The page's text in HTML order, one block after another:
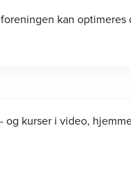
kan optimeres
kurser i video,